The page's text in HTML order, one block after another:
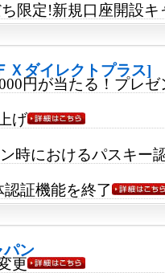
限定!新規口座開設キ
Ｘダイレクトプラス]
円が当たる！プレ
げ
時におけるパスキー
証機能を終了
パン
更